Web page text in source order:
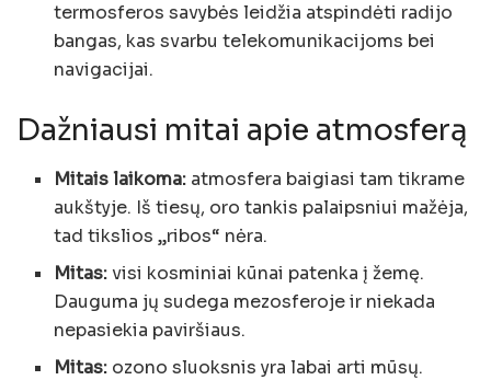
termosferos savybės leidžia atspindėti radijo
bangas, kas svarbu telekomunikacijoms bei
navigacijai.
Dažniausi mitai apie atmosferą
Mitais laikoma: atmosfera baigiasi tam tikrame
aukštyje. Iš tiesų, oro tankis palaipsniui mažėja,
tad tikslios „ribos“ nėra.
Mitas:visi kosminiai kūnai patenka į žemę.
Dauguma jų sudega mezosferoje ir niekada
nepasiekia paviršiaus.
Mitas: ozono sluoksnis yra labai arti mūsų.